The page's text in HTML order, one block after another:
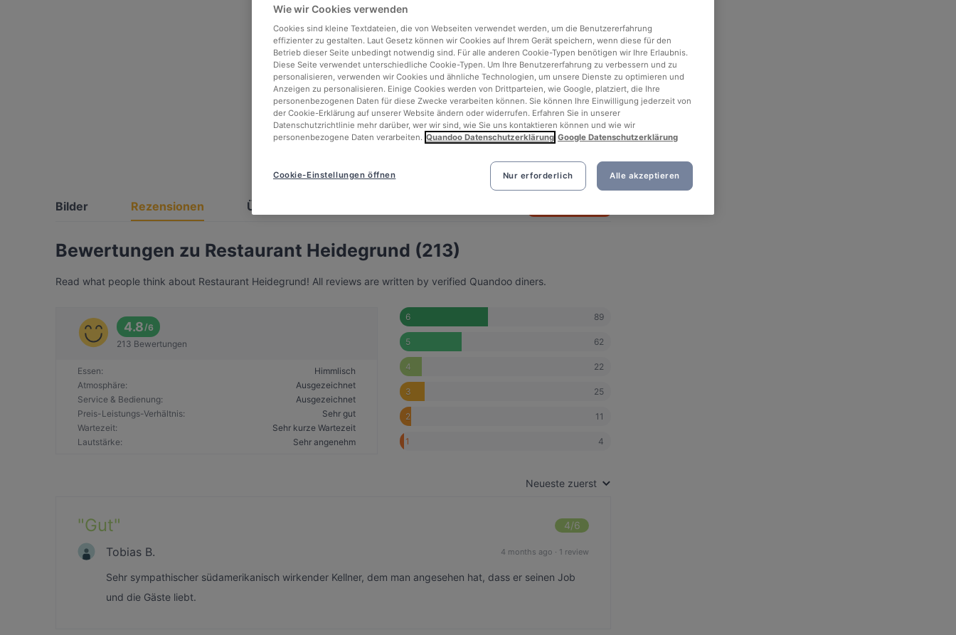
See all 8 photos
Bilder Rezensionen Über
Bewertungen zu Restaurant Heidegrund (213)
Read what people think about Restaurant Heidegrund! All reviews are written by verified Quandoo diners.
4.8/6
213 Bewertungen
Essen:
Himmlisch
Atmosphäre:
Ausgezeichnet
Service & Bedienung:
Ausgezeichnet
Preis-Leistungs-Verhältnis:
Sehr gut
Wartezeit:
Sehr kurze Wartezeit
Lautstärke: Sehr angenehm
6 89
5 62
4 22
3 25
2 11
1 4
Neueste zuerst
"Gut" 4/6
Tobias B. 4 months ago · 1 review
Sehr sympathischer südamerikanisch wirkender Kellner, dem man angesehen hat, dass er seinen Job
und die Gäste liebt.
Wie wir Cookies verwenden
Cookies sind kleine Textdateien, die von Webseiten verwendet werden, um die Benutzererfahrung
effizienter zu gestalten. Laut Gesetz können wir Cookies auf Ihrem Gerät speichern, wenn diese für den
Betrieb dieser Seite unbedingt notwendig sind. Für alle anderen Cookie-Typen benötigen wir Ihre Erlaubnis.
Diese Seite verwendet unterschiedliche Cookie-Typen. Um Ihre Benutzererfahrung zu verbessern und zu
personalisieren, verwenden wir Cookies und ähnliche Technologien, um unsere Dienste zu optimieren und
Anzeigen zu personalisieren. Einige Cookies werden von Drittparteien, wie Google, platziert, die Ihre
personenbezogenen Daten für diese Zwecke verarbeiten können. Sie können Ihre Einwilligung jederzeit von
der Cookie-Erklärung auf unserer Website ändern oder widerrufen. Erfahren Sie in unserer
Datenschutzrichtlinie mehr darüber, wer wir sind, wie Sie uns kontaktieren können und wie wir
personenbezogene Daten verarbeiten. Quandoo Datenschutzerklärung Google Datenschutzerklärung
Nur erforderlich Alle akzeptieren
Cookie-Einstellungen öffnen